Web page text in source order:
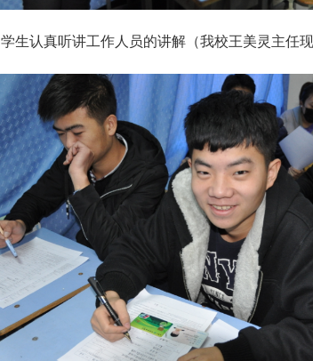
学生认真听讲工作人员的讲解（我校王美灵主任现